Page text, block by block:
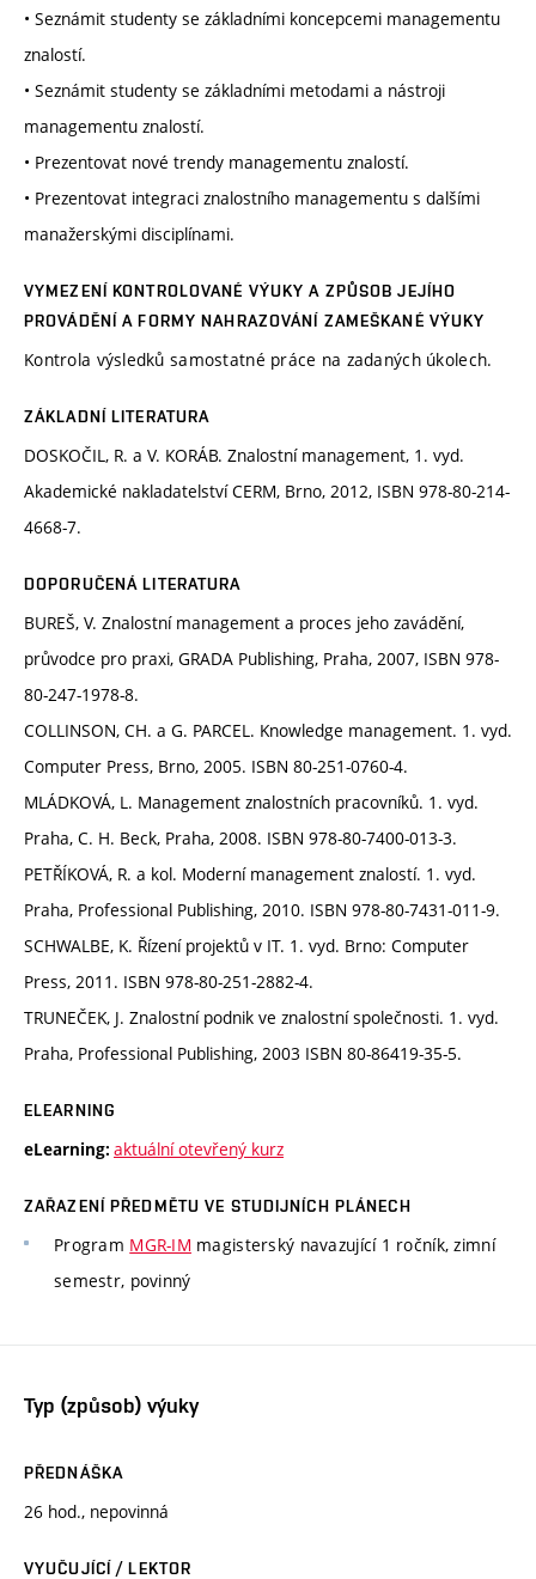
• Seznámit studenty se základními koncepcemi managementu
znalostí.
• Seznámit studenty se základními metodami a nástroji
managementu znalostí.
• Prezentovat nové trendy managementu znalostí.
• Prezentovat integraci znalostního managementu s dalšími
manažerskými disciplínami.
VYMEZENÍ KONTROLOVANÉ VÝUKY A ZPŮSOB JEJÍHO
PROVÁDĚNÍ A FORMY NAHRAZOVÁNÍ ZAMEŠKANÉ VÝUKY
Kontrola výsledků samostatné práce na zadaných úkolech.
ZÁKLADNÍ LITERATURA
DOSKOČIL, R. a V. KORÁB. Znalostní management, 1. vyd.
Akademické nakladatelství CERM, Brno, 2012, ISBN 978-80-214-
4668-7.
DOPORUČENÁ LITERATURA
BUREŠ, V. Znalostní management a proces jeho zavádění,
průvodce pro praxi, GRADA Publishing, Praha, 2007, ISBN 978-
80-247-1978-8.
COLLINSON, CH. a G. PARCEL. Knowledge management. 1. vyd.
Computer Press, Brno, 2005. ISBN 80-251-0760-4.
MLÁDKOVÁ, L. Management znalostních pracovníků. 1. vyd.
Praha, C. H. Beck, Praha, 2008. ISBN 978-80-7400-013-3.
PETŘÍKOVÁ, R. a kol. Moderní management znalostí. 1. vyd.
Praha, Professional Publishing, 2010. ISBN 978-80-7431-011-9.
SCHWALBE, K. Řízení projektů v IT. 1. vyd. Brno: Computer
Press, 2011. ISBN 978-80-251-2882-4.
TRUNEČEK, J. Znalostní podnik ve znalostní společnosti. 1. vyd.
Praha, Professional Publishing, 2003 ISBN 80-86419-35-5.
ELEARNING
eLearning: aktuální otevřený kurz
ZAŘAZENÍ PŘEDMĚTU VE STUDIJNÍCH PLÁNECH
Program MGR-IM magisterský navazující 1 ročník, zimní
semestr, povinný
Typ (způsob) výuky
PŘEDNÁŠKA
26 hod., nepovinná
VYUČUJÍCÍ / LEKTOR